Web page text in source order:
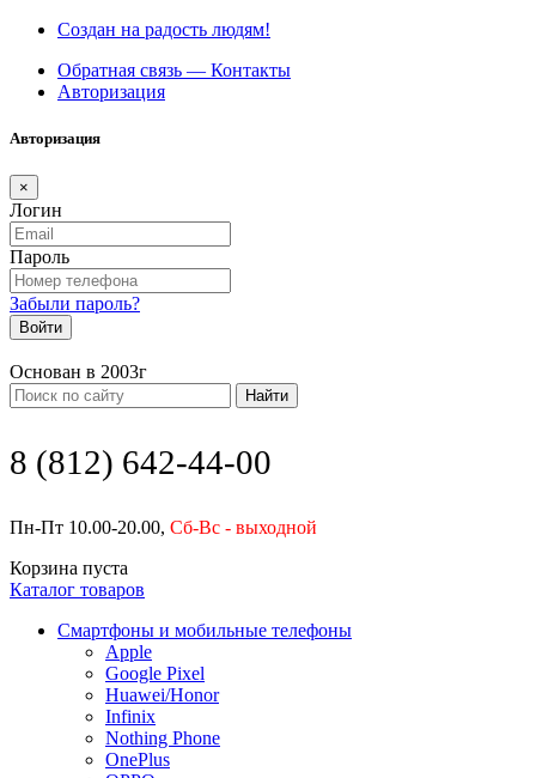
Создан на радость людям!
Обратная связь — Контакты
Авторизация
Авторизация
×
Логин
Пароль
Забыли пароль?
Войти
Основан в 2003г
Найти
8 (812) 642-44-00
Пн-Пт 10.00-20.00, Сб-Вс - выходной
Корзина пуста
Каталог товаров
Смартфоны и мобильные телефоны
Apple
Google Pixel
Huawei/Honor
Infinix
Nothing Phone
OnePlus